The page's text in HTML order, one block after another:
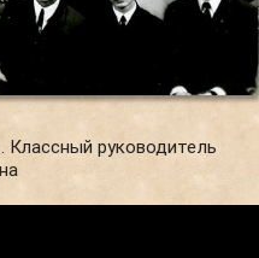
Классный руководитель